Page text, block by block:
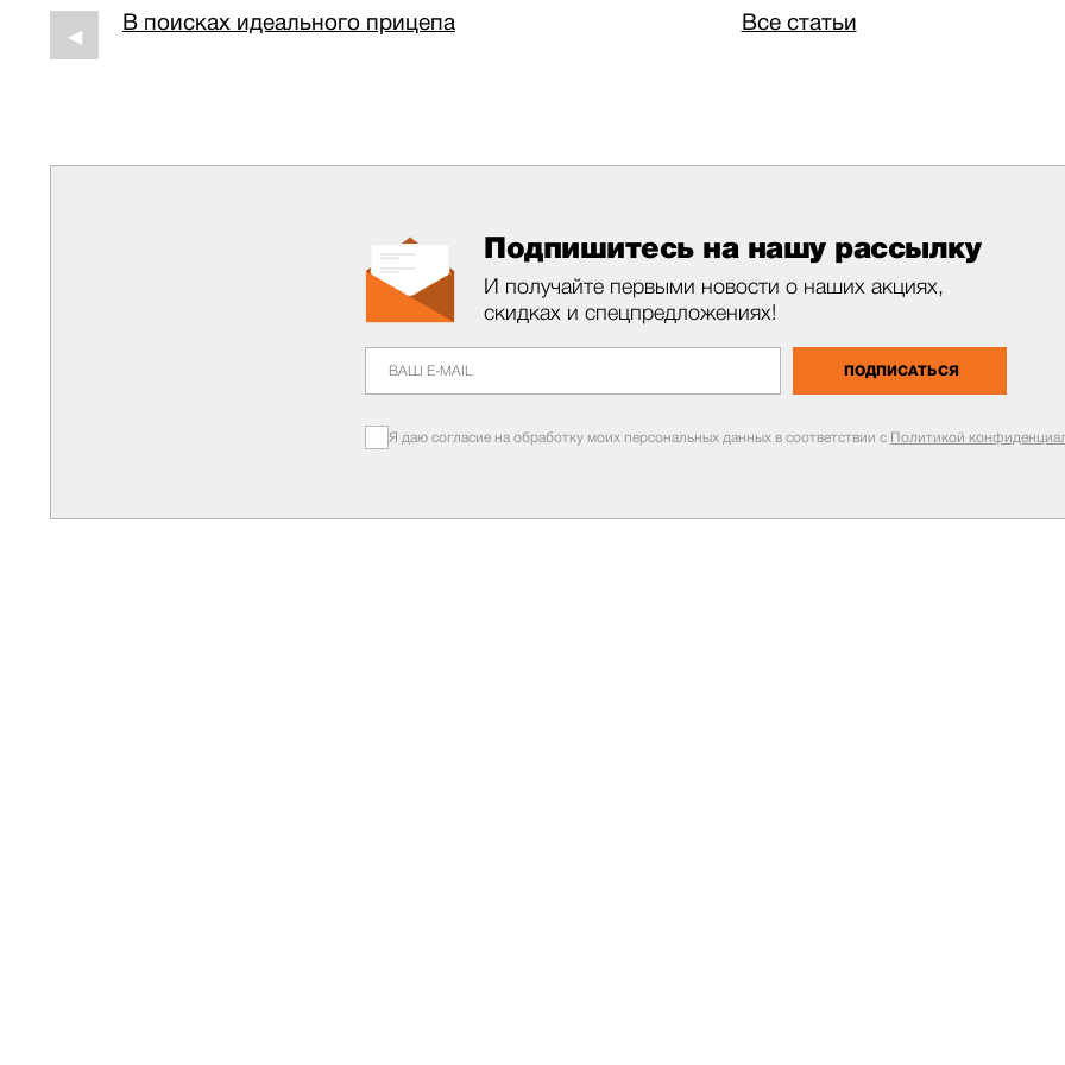
◀
В поисках идеального прицепа Все статьи
Подпишитесь на нашу рассылку
И получайте первыми новости о наших акциях,
скидках и спецпредложениях!
ПОДПИСАТЬСЯ
Я даю согласие на обработку моих персональных данных в соответствии с Политикой